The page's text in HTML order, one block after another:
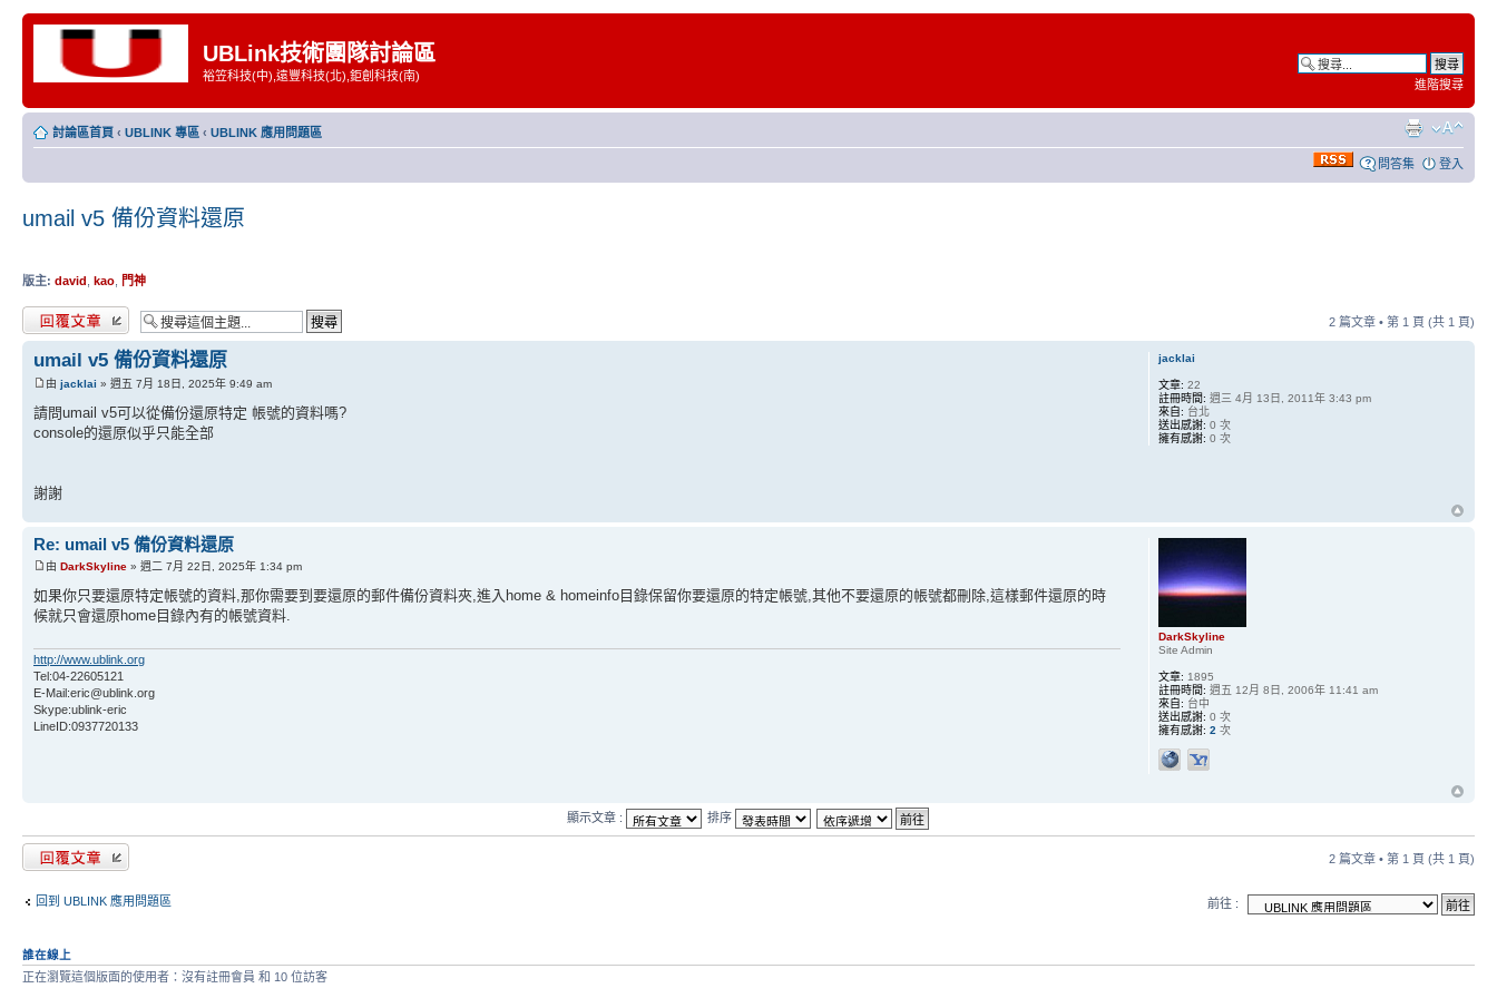
UBLink技術團隊討論區
裕笠科技(中),遠豐科技(北),鉅創科技(南)
進階搜尋
討論區首頁 ‹ UBLINK 專區 ‹ UBLINK 應用問題區
問答集 登入
umail v5 備份資料還原
版主: david kao 門神
發表回覆 2 篇文章 • 第 1 頁 (共 1 頁)
umail v5 備份資料還原
由 jacklai » 週五 7月 18日, 2025年 9:49 am
請問umail v5可以從備份還原特定 帳號的資料嗎?
console的還原似乎只能全部
謝謝
jacklai
文章: 22
註冊時間: 週三 4月 13日, 2011年 3:43 pm
來自: 台北
送出感謝: 0 次
擁有感謝: 0 次
Re: umail v5 備份資料還原
由 DarkSkyline » 週二 7月 22日, 2025年 1:34 pm
如果你只要還原特定帳號的資料,那你需要到要還原的郵件備份資料夾,進入home & homeinfo目錄保留你要還原的特定帳號,其他不要還原的帳號都刪除,這樣郵件還原的時
候就只會還原home目錄內有的帳號資料.
http://www.ublink.org
Tel:04-22605121
E-Mail:eric@ublink.org
Skype:ublink-eric
LineID:0937720133
DarkSkyline
Site Admin
文章: 1895
註冊時間: 週五 12月 8日, 2006年 11:41 am
來自: 台中
送出感謝: 0 次
擁有感謝: 2 次
顯示文章 : 排序
發表回覆 2 篇文章 • 第 1 頁 (共 1 頁)
回到 UBLINK 應用問題區 前往 :
誰在線上
正在瀏覽這個版面的使用者：沒有註冊會員 和 10 位訪客